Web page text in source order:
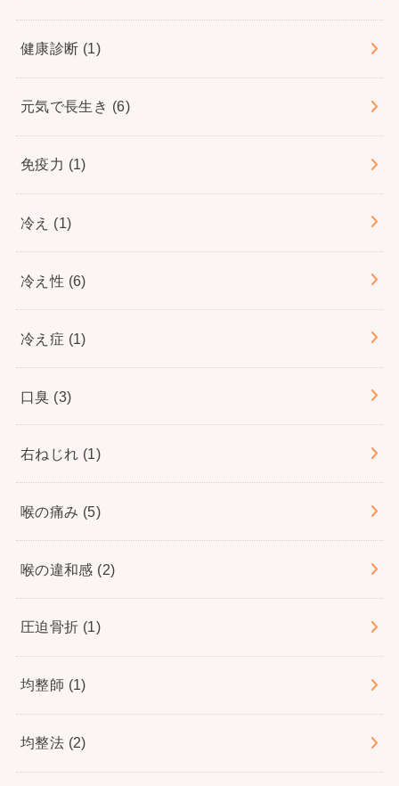
健康診断 (1)
元気で長生き (6)
免疫力 (1)
冷え (1)
冷え性 (6)
冷え症 (1)
口臭 (3)
右ねじれ (1)
喉の痛み (5)
喉の違和感 (2)
圧迫骨折 (1)
均整師 (1)
均整法 (2)